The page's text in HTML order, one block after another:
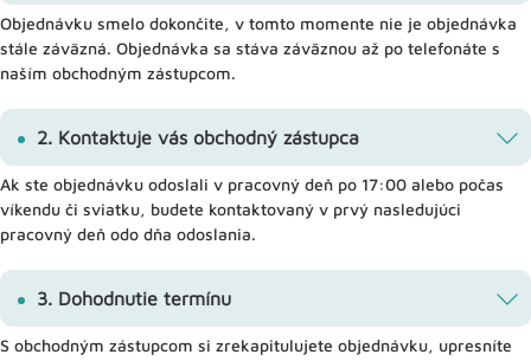
Objednávku smelo dokončite, v tomto momente nie je objednávka
stále záväzná. Objednávka sa stáva záväznou až po telefonáte s
naším obchodným zástupcom.
2. Kontaktuje vás obchodný zástupca
Ak ste objednávku odoslali v pracovný deň po 17:00 alebo počas
víkendu či sviatku, budete kontaktovaný v prvý nasledujúci
pracovný deň odo dňa odoslania.
3. Dohodnutie termínu
S obchodným zástupcom si zrekapitulujete objednávku, upresníte